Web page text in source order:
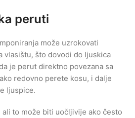
peruti
može uzrokovati
vlasištu, što dovodi do ljuskica
je perut direktno povezana sa
redovno perete kosu, i dalje
ljuspice.
to može biti uočljivije ako često